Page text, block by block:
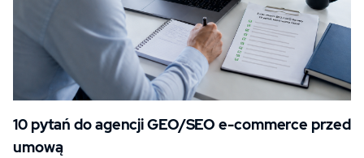
10 pytań do agencji GEO/SEO e-commerce przed
umową